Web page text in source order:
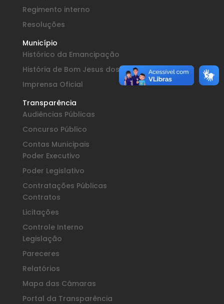
Regimento interno
Resoluções
Município
Histórico da Emancipação
História de Bom Jesus dos Perdões
Imprensa Oficial
Transparência
Audiências Públicas
Concurso Público
Contas Municipais
Poder Executivo
Poder Legislativo
Contratações Públicas
Contratos
Licitações
Controle Interno
Legislação
Pareceres
Relatórios
Mapa das Câmaras
Portal da Transparência